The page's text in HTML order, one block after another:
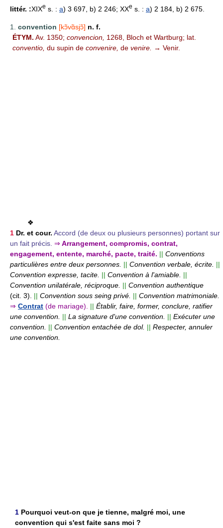
littér. :XIXe s. : a) 3 697, b) 2 246; XXe s. : a) 2 184, b) 2 675.
1. convention [kɔ̃vɑ̃sjɔ̃] n. f.
ÉTYM. Av. 1350; convencion, 1268, Bloch et Wartburg; lat.
conventio, du supin de convenire, de venire. → Venir.
❖
1 Dr. et cour. Accord (de deux ou plusieurs personnes) portant sur
un fait précis. ⇒ Arrangement, compromis, contrat,
engagement, entente, marché, pacte, traité. || Conventions
particulières entre deux personnes. || Convention verbale, écrite. ||
Convention expresse, tacite. || Convention à l'amiable. ||
Convention unilatérale, réciproque. || Convention authentique
(cit. 3).
|| Convention sous seing privé. || Convention matrimoniale.
⇒ Contrat (de mariage). || Établir, faire, former, conclure, ratifier
une convention. || La signature d'une convention. || Exécuter une
convention. || Convention entachée de dol. || Respecter, annuler
une convention.
1 Pourquoi veut-on que je tienne, malgré moi, une
convention qui s'est faite sans moi ?